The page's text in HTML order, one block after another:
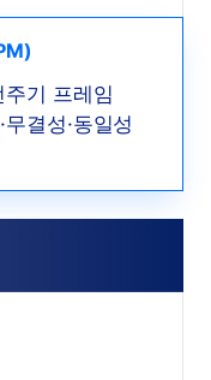
기 프레임
결성·동일성